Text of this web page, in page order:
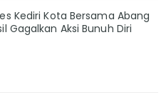
Kediri Kota Bersama Abang
Gagalkan Aksi Bunuh Diri